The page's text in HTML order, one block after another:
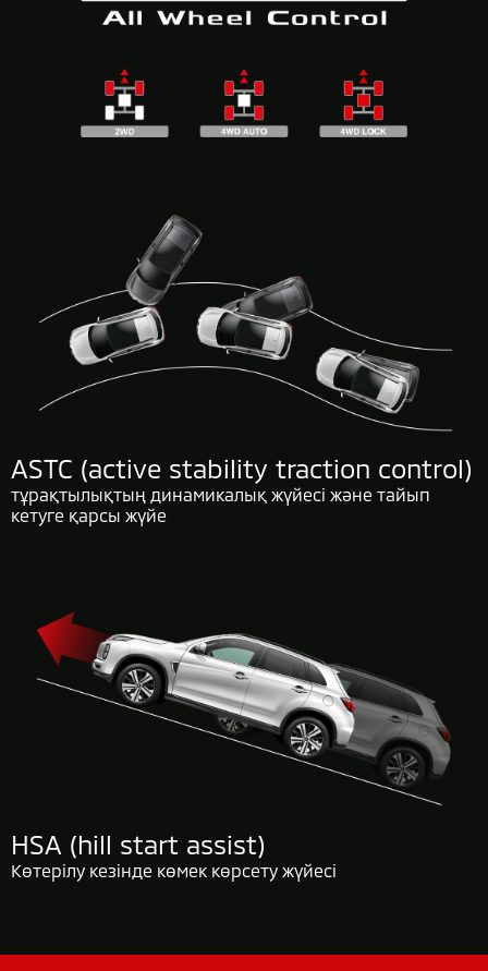
ASTC (active stability traction control)
тұрақтылықтың динамикалық жүйесі және тайып
кетуге қарсы жүйе
HSA (hill start assist)
Көтерілу кезінде көмек көрсету жүйесі